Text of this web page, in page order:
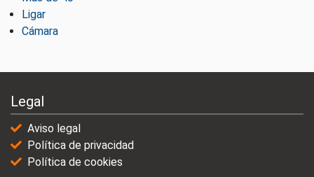
Ligar
Cámara
Legal
Aviso legal
Política de privacidad
Política de cookies